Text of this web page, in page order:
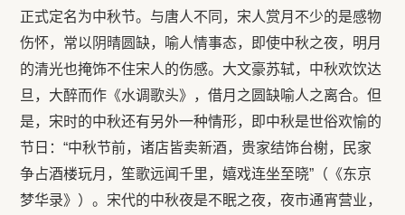
正式定名为中秋节。与唐人不同，宋人赏月不少的是感物
伤怀，常以阴晴圆缺，喻人情事态，即使中秋之夜，明月
的清光也掩饰不住宋人的伤感。大文豪苏轼，中秋欢饮达
旦，大醉而作《水调歌头》，借月之圆缺喻人之离合。但
是，宋时的中秋还有另外一种情形，即中秋是世俗欢愉的
节日：“中秋节前，诸店皆卖新酒，贵家结饰台榭，民家
争占酒楼玩月，笙歌远闻千里，嬉戏连坐至晓”（《东京
梦华录》）。宋代的中秋夜是不眠之夜，夜市通宵营业，